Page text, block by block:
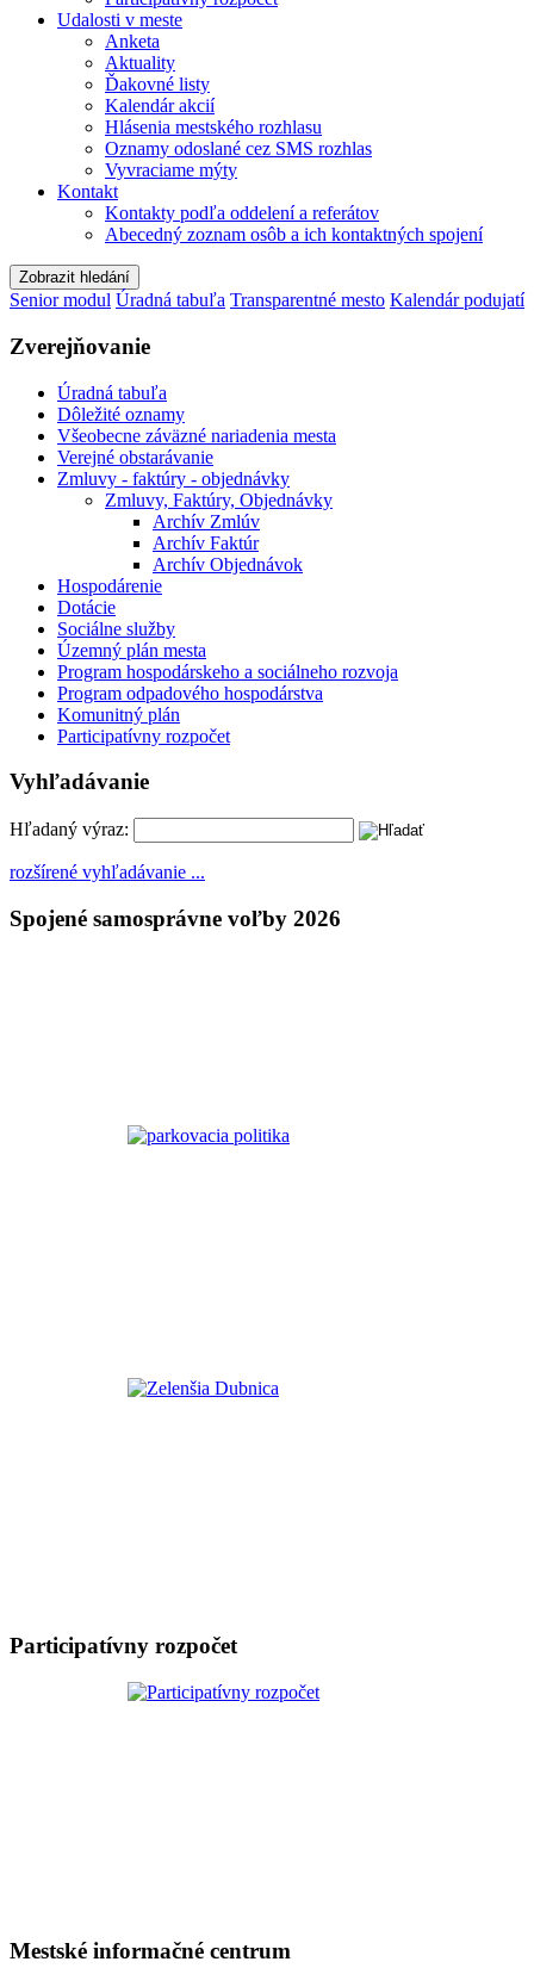
Udalosti v meste
Anketa
Aktuality
Ďakovné listy
Kalendár akcií
Hlásenia mestského rozhlasu
Oznamy odoslané cez SMS rozhlas
Vyvraciame mýty
Kontakt
Kontakty podľa oddelení a referátov
Abecedný zoznam osôb a ich kontaktných spojení
Zobrazit hledání
Senior modul Úradná tabuľa Transparentné mesto Kalendár podujatí
Zverejňovanie
Úradná tabuľa
Dôležité oznamy
Všeobecne záväzné nariadenia mesta
Verejné obstarávanie
Zmluvy - faktúry - objednávky
Zmluvy, Faktúry, Objednávky
Archív Zmlúv
Archív Faktúr
Archív Objednávok
Hospodárenie
Dotácie
Sociálne služby
Územný plán mesta
Program hospodárskeho a sociálneho rozvoja
Program odpadového hospodárstva
Komunitný plán
Participatívny rozpočet
Vyhľadávanie
Hľadaný výraz:
rozšírené vyhľadávanie ...
Spojené samosprávne voľby 2026
Participatívny rozpočet
Mestské informačné centrum